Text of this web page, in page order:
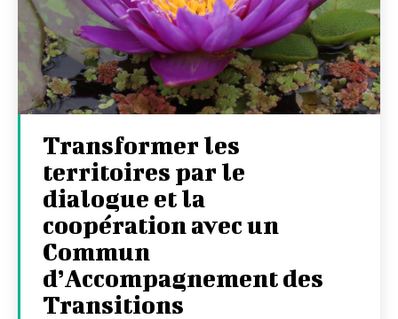
Transformer les
territoires par le
dialogue et la
coopération avec un
Commun
d’Accompagnement des
Transitions